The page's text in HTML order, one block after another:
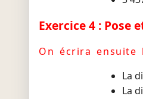
Exercice 4 : Pose
On écrira ensuite
La
La